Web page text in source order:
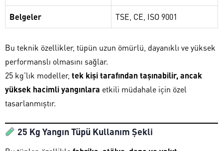
Belgeler TSE, CE, ISO 9001
Bu teknik özellikler, tüpün uzun ömürlü, dayanıklı ve yüksek
performanslı olmasını sağlar.
25 kg’lık modeller, tek kişi tarafından taşınabilir, ancak
yüksek hacimli yangınlara etkili müdahale için özel
tasarlanmıştır.
25 Kg Yangın Tüpü Kullanım Şekli